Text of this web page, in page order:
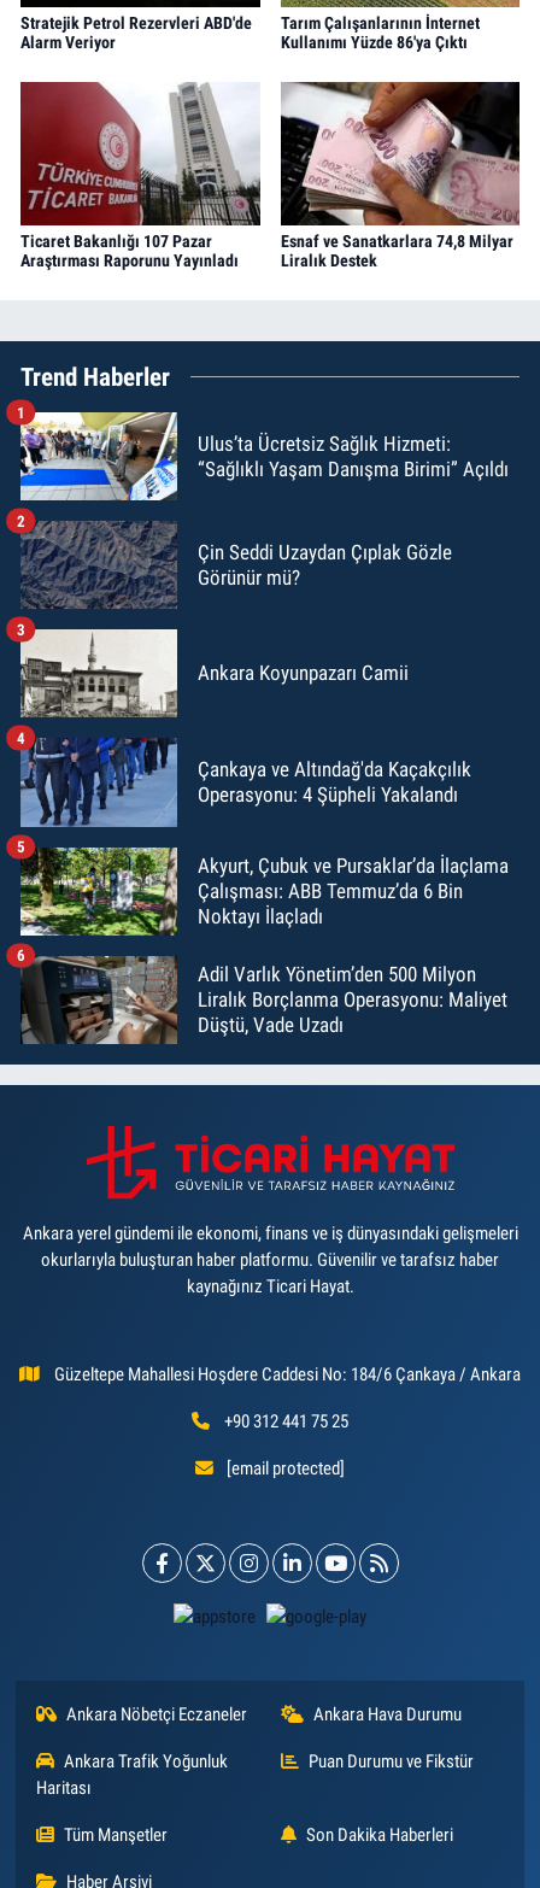
Stratejik Petrol Rezervleri ABD'de
Alarm Veriyor
Tarım Çalışanlarının İnternet
Kullanımı Yüzde 86'ya Çıktı
Ticaret Bakanlığı 107 Pazar
Araştırması Raporunu Yayınladı
Esnaf ve Sanatkarlara 74,8 Milyar
Liralık Destek
Trend Haberler
Ulus’ta Ücretsiz Sağlık Hizmeti:
“Sağlıklı Yaşam Danışma Birimi” Açıldı
1
Çin Seddi Uzaydan Çıplak Gözle
Görünür mü?
2
Ankara Koyunpazarı Camii
3
Çankaya ve Altındağ'da Kaçakçılık
Operasyonu: 4 Şüpheli Yakalandı
4
Akyurt, Çubuk ve Pursaklar’da İlaçlama
Çalışması: ABB Temmuz’da 6 Bin
Noktayı İlaçladı
5
Adil Varlık Yönetim’den 500 Milyon
Liralık Borçlanma Operasyonu: Maliyet
Düştü, Vade Uzadı
6
Ankara yerel gündemi ile ekonomi, finans ve iş dünyasındaki gelişmeleri
okurlarıyla buluşturan haber platformu. Güvenilir ve tarafsız haber
kaynağınız Ticari Hayat.
Güzeltepe Mahallesi Hoşdere Caddesi No: 184/6 Çankaya / Ankara
+90 312 441 75 25
[email protected]
Ankara Nöbetçi Eczaneler Ankara Hava Durumu
Ankara Trafik Yoğunluk
Haritası
Puan Durumu ve Fikstür
Tüm Manşetler Son Dakika Haberleri
Haber Arşivi